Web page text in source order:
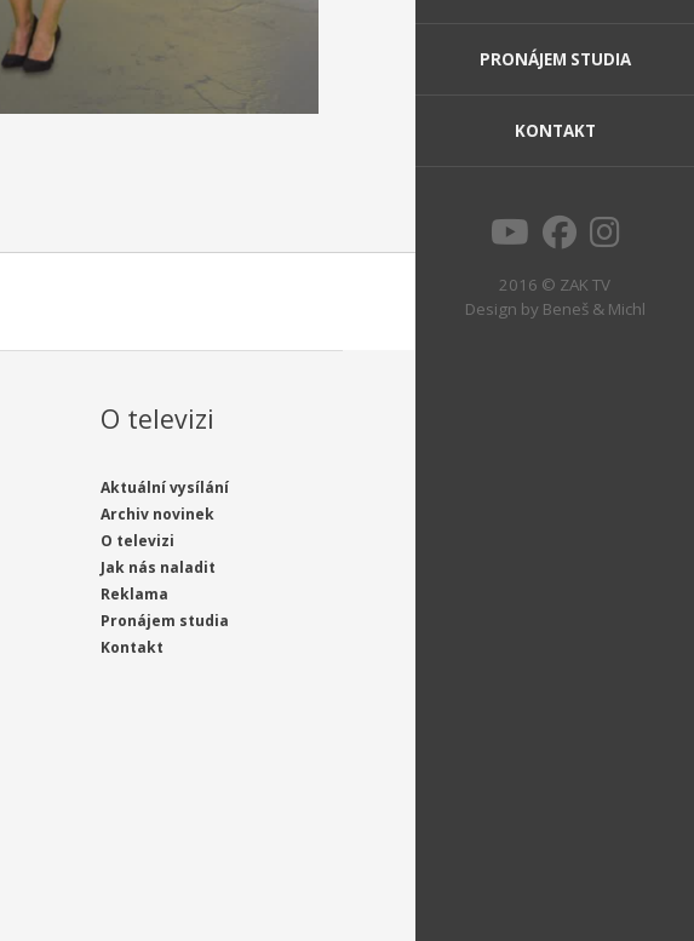
PRONÁJEM STUDIA
KONTAKT
2016 © ZAK TV
Design by Beneš & Michl
O televizi
Aktuální vysílání
Archiv novinek
O televizi
Jak nás naladit
Reklama
Pronájem studia
Kontakt